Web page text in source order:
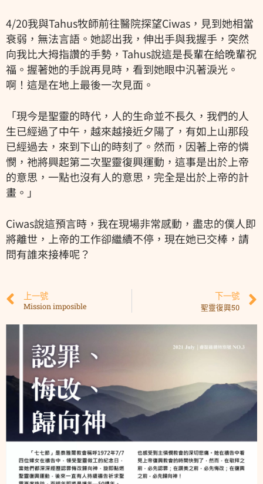
4/20我與Tahus牧師前往醫院探望Ciwas，見到她相當
衰弱，無法言語。她認出我，伸出手與我握手，突然
向我比大拇指讚的手勢，Tahus說這是長輩在給晚輩祝
福。握著她的手說再見時，看到她眼中汎著淚光。
啊！這是在地上最後一次見面。
「現今是聖靈的時代，人的生命並不長久，我們的人
生已經過了中午，越來越接近夕陽了，有如上山那段
已經過去，來到下山的時刻了。然而，因著上帝的憐
憫，祂將興起第二次聖靈復興運動，這事是出於上帝
的意思，一點也沒有人的意思，完全是出於上帝的計
畫。」
Ciwas說這預言時，我在現場非常感動，盡忠的僕人即
將離世，上帝的工作卻繼續不停，現在她已交棒，請
問有誰來接棒呢？
上一號
Mission imposible
下一號
聖靈復興50